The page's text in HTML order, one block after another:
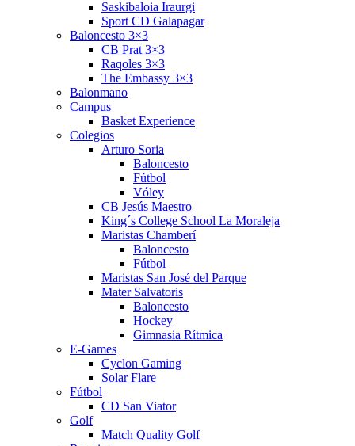
Saskibaloia Iraurgi
Sport CD Galapagar
Baloncesto 3×3
CB Prat 3×3
Raqoles 3×3
The Embassy 3×3
Balonmano
Campus
Basket Experience
Colegios
Arturo Soria
Baloncesto
Fútbol
Vóley
CB Jesús Maestro
King´s College School La Moraleja
Maristas Chamberí
Baloncesto
Fútbol
Maristas San José del Parque
Mater Salvatoris
Baloncesto
Hockey
Gimnasia Rítmica
E-Games
Cyclon Gaming
Solar Flare
Fútbol
CD San Viator
Golf
Match Quality Golf